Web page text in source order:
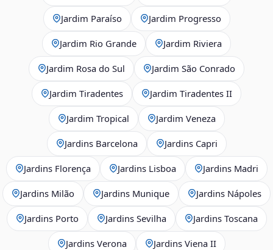
Jardim Paraíso Jardim Progresso
Jardim Rio Grande Jardim Riviera
Jardim Rosa do Sul Jardim São Conrado
Jardim Tiradentes Jardim Tiradentes II
Jardim Tropical Jardim Veneza
Jardins Barcelona Jardins Capri
Jardins Florença Jardins Lisboa Jardins Madri
Jardins Milão Jardins Munique Jardins Nápoles
Jardins Porto Jardins Sevilha Jardins Toscana
Jardins Verona Jardins Viena II